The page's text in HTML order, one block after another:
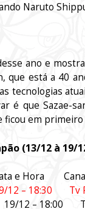
Naruto
ano e
que está a 40
tecnologias
é que Sazae-
ficou em
(13/12 à 19/
– 18:30 Tv
19/12 – 18:00